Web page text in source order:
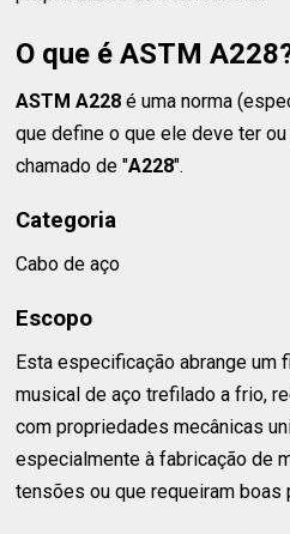
O que é ASTM
ASTM A228 é uma norma
que define o que ele deve ter
chamado de "A228".
Categoria
Cabo de aço
Escopo
Esta especificação abrange um
musical de aço trefilado a frio,
com propriedades mecânicas
especialmente à fabricação de
tensões ou que requeiram